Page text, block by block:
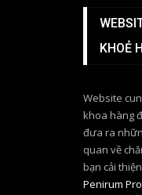
KHOẺ
Website
khoa hàng
đưa ra
quan về
bạn cải
Penirum